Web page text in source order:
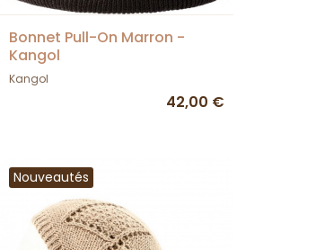
Bonnet Pull-On Marron -
Kangol
Kangol
42,00 €
Nouveautés